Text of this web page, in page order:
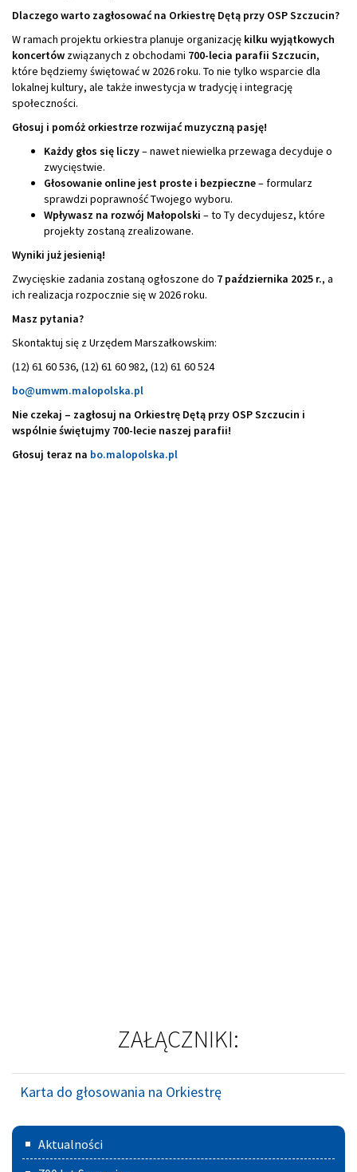
Dlaczego warto zagłosować na Orkiestrę Dętą przy OSP Szczucin?
W ramach projektu orkiestra planuje organizację kilku wyjątkowych
koncertów związanych z obchodami 700-lecia parafii Szczucin,
które będziemy świętować w 2026 roku. To nie tylko wsparcie dla
lokalnej kultury, ale także inwestycja w tradycję i integrację
społeczności.
Głosuj i pomóż orkiestrze rozwijać muzyczną pasję!
Każdy głos się liczy– nawet niewielka przewaga decyduje o
zwycięstwie.
Głosowanie online jest proste i bezpieczne– formularz
sprawdzi poprawność Twojego wyboru.
Wpływasz na rozwój Małopolski – to Ty decydujesz, które
projekty zostaną zrealizowane.
Wyniki już jesienią!
Zwycięskie zadania zostaną ogłoszone do 7 października 2025 r., a
ich realizacja rozpocznie się w 2026 roku.
Masz pytania?
Skontaktuj się z Urzędem Marszałkowskim:
(12) 61 60 536, (12) 61 60 982, (12) 61 60 524
bo@umwm.malopolska.pl
Nie czekaj – zagłosuj na Orkiestrę Dętą przy OSP Szczucin i
wspólnie świętujmy 700-lecie naszej parafii!
Głosuj teraz na bo.malopolska.pl
ZAŁĄCZNIKI:
Karta do głosowania na Orkiestrę
Menu
główne
Aktualności